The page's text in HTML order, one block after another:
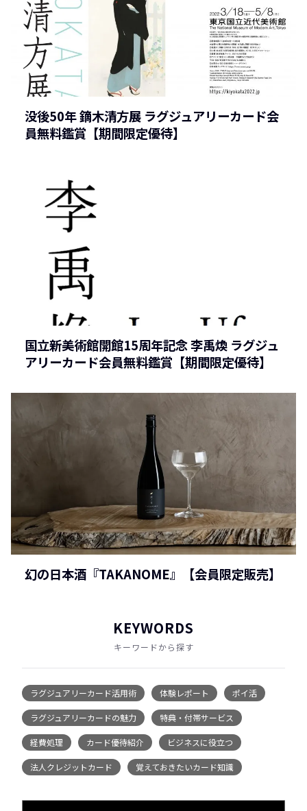
没後50年 鏑木清方展 ラグジュアリーカード会
員無料鑑賞【期間限定優待】
国立新美術館開館15周年記念 李禹煥 ラグジュ
アリーカード会員無料鑑賞【期間限定優待】
幻の日本酒『TAKANOME』【会員限定販売】
KEYWORDS
キーワードから探す
ラグジュアリーカード活用術 体験レポート ポイ活
ラグジュアリーカードの魅力 特典・付帯サービス
経費処理 カード優待紹介 ビジネスに役立つ
法人クレジットカード 覚えておきたいカード知識